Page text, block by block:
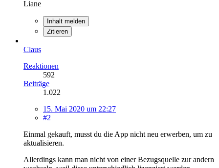
Liane
Inhalt melden
Zitieren
Claus
Reaktionen
592
Beiträge
1.022
15. Mai 2020 um 22:27
#2
Einmal gekauft, musst du die App nicht neu erwerben, um zu
aktualisieren.
Allerdings kann man nicht von einer Bezugsquelle zur andern